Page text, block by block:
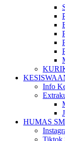
Info
HUMAS
Tiktok